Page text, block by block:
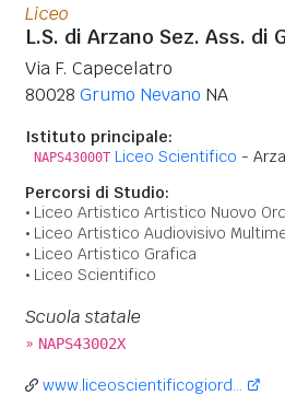
Liceo
L.S. di Arzano Sez. Ass. di
Via F. Capecelatro
80028 Grumo Nevano NA
Istituto principale:
NAPS43000T Liceo Scientifico -
Percorsi di Studio:
Liceo Artistico Artistico Nuovo
Liceo Artistico Audiovisivo
Liceo Artistico Grafica
Liceo Scientifico
Scuola statale
» NAPS43002X
www.liceoscientificogiord...